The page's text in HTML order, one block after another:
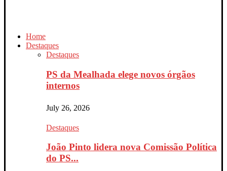
Home
Destaques
Destaques
PS da Mealhada elege novos órgãos
internos
July 26, 2026
Destaques
João Pinto lidera nova Comissão Política
do PS...